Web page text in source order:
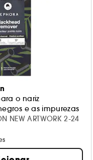
o nariz
e as impurezas
PATCH NEZ CHARBON NEW ARTWORK 2-24